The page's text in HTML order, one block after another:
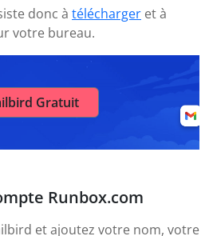
donc à télécharger et à
votre bureau.
Gratuit
Runbox.com
et ajoutez votre nom, votre